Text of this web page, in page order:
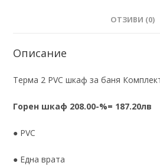
ОТЗИВИ (0)
Описание
Терма 2 PVC шкаф за баня
Горен шкаф 208.00-%= 187.20лв
● PVC
● Една врата